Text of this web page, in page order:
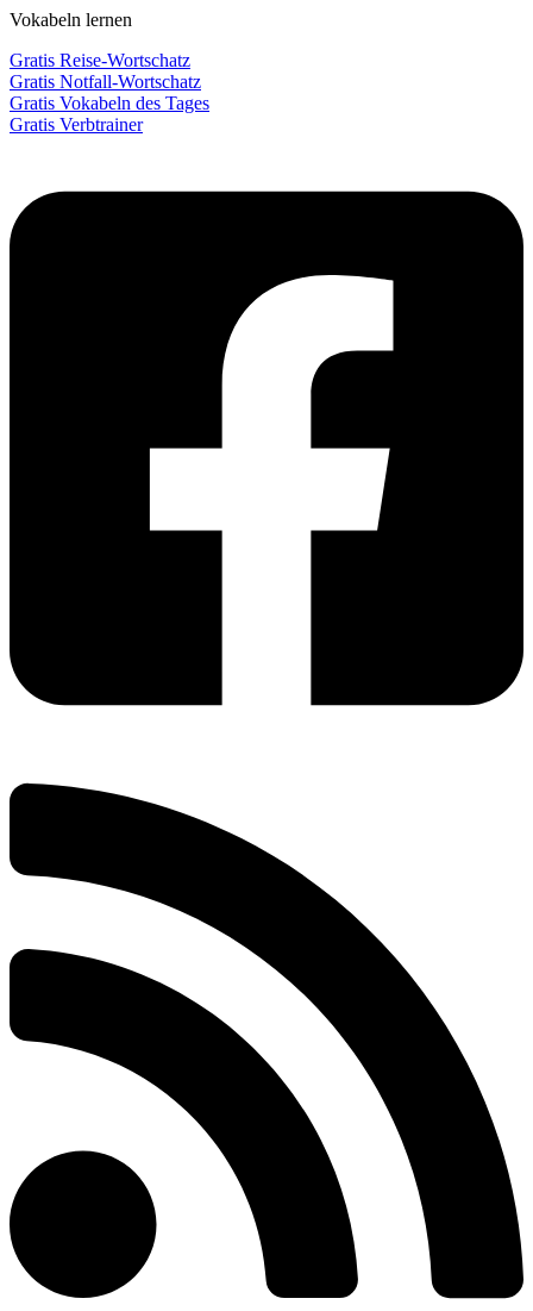
Vokabeln lernen
Gratis Reise-Wortschatz
Gratis Notfall-Wortschatz
Gratis Vokabeln des Tages
Gratis Verbtrainer